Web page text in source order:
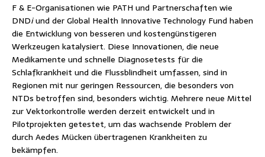
F & E-Organisationen wie PATH und Partnerschaften wie
DNDiund der Global Health Innovative Technology Fund haben
die Entwicklung von besseren und kostengünstigeren
Werkzeugen katalysiert. Diese Innovationen, die neue
Medikamente und schnelle Diagnosetests für die
Schlafkrankheit und die Flussblindheit umfassen, sind in
Regionen mit nur geringen Ressourcen, die besonders von
NTDs betroffen sind, besonders wichtig. Mehrere neue Mittel
zur Vektorkontrolle werden derzeit entwickelt und in
Pilotprojekten getestet, um das wachsende Problem der
durch Aedes Mücken übertragenen Krankheiten zu
bekämpfen.